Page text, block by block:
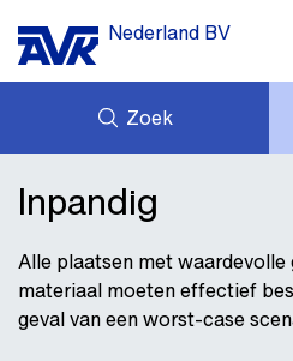
Nederland BV
Zoek
NIEUWS
DOWNLOADS
CASE STORIES
AVK NEDERLAND
CONTACT
Inpandig
Alle plaatsen met
materiaal moeten effectief
geval van een worst-case